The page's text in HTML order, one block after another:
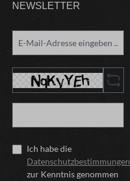
NEWSLETTER
Ich habe die
Datenschutzbestimmungen
zur Kenntnis genommen